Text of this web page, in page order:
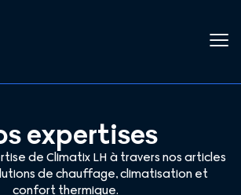
expertises
de Climatix LH à travers nos articles
de chauffage, climatisation et
confort thermique.